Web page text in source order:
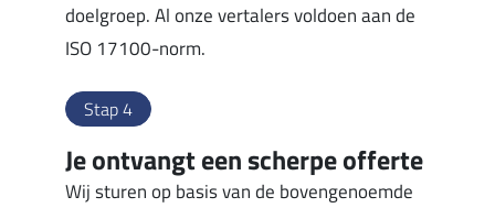
doelgroep. Al onze vertalers voldoen aan de
ISO 17100-norm.
Stap 4
Je ontvangt een scherpe offerte
Wij sturen op basis van de bovengenoemde